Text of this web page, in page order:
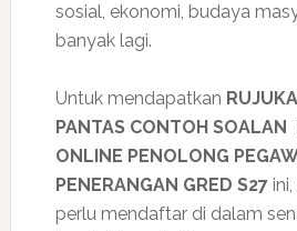
sosial, ekonomi, budaya
banyak lagi.
Untuk mendapatkan
PANTAS CONTOH SOALAN
ONLINE PENOLONG
PENERANGAN GRED S27ini,
perlu mendaftar di dalam